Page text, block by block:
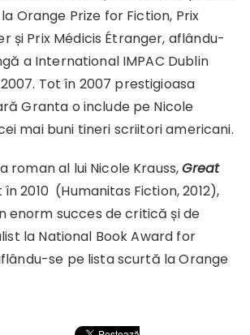
Orange Prize for Fiction, Prix
și Prix Médicis Étranger, aflându-
a International IMPAC Dublin
Tot în 2007 prestigioasa
Granta o include pe Nicole
mai buni tineri scriitori americani.
roman al lui Nicole Krauss,Great
2010 (Humanitas Fiction, 2012),
enorm succes de critică și de
la National Book Award for
se pe lista scurtă la Orange